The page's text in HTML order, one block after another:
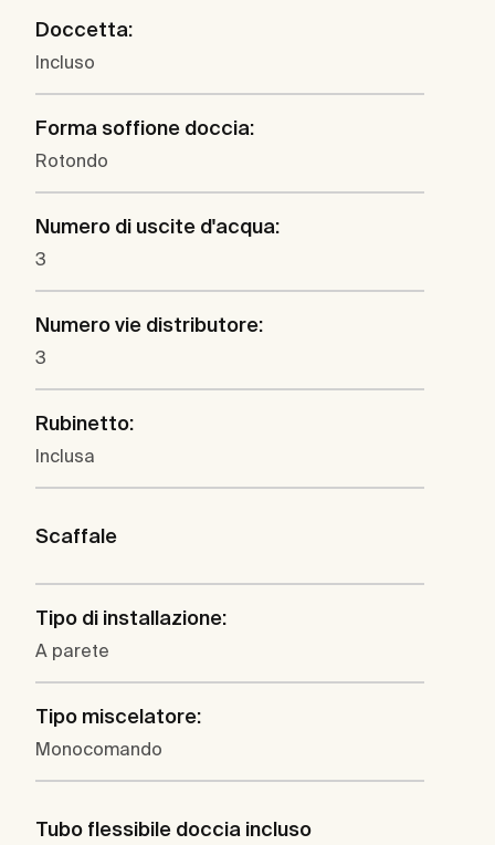
Doccetta:
Incluso
Forma soffione doccia:
Rotondo
Numero di uscite d'acqua:
3
Numero vie distributore:
3
Rubinetto:
Inclusa
Scaffale
Tipo di installazione:
A parete
Tipo miscelatore:
Monocomando
Tubo flessibile doccia incluso